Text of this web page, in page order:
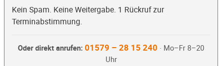
Kein Spam. Keine Weitergabe. 1 Rückruf zur
Terminabstimmung.
Oder direkt anrufen: 01579 – 28 15 240 · Mo–Fr 8–20
Uhr